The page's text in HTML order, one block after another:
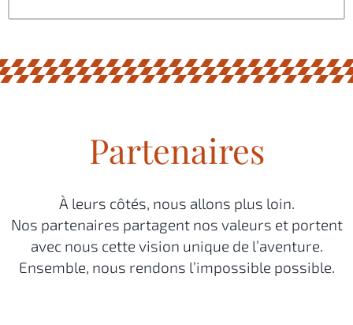
Partenaires
À leurs côtés, nous allons plus loin.
Nos partenaires partagent nos valeurs et portent
avec nous cette vision unique de l’aventure.
Ensemble, nous rendons l’impossible possible.